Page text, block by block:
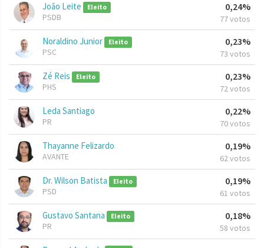
João Leite Eleito
PSDB
0,24%
77 votos
Noraldino Junior Eleito
PSC
0,23%
73 votos
Zé Reis Eleito
PHS
0,23%
72 votos
Leda Santiago
PR
0,22%
70 votos
Thayanne Felizardo
AVANTE
0,19%
62 votos
Dr. Wilson Batista Eleito
PSD
0,19%
61 votos
Gustavo Santana Eleito
PR
0,18%
58 votos